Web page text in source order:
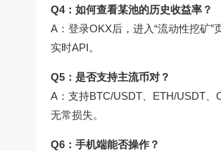
Q4：如何查看某池的历史收益率？
A：登录OKX后，进入“流动性挖矿”
实时API。
Q5：是否支持主流币对？
A：支持BTC/USDT、ETH/USDT
无常损失。
Q6：手机端能否操作？